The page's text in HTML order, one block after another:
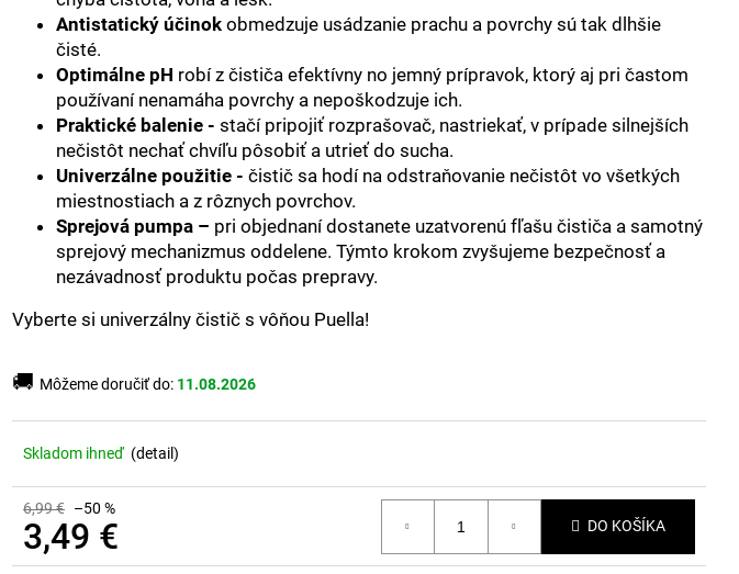
Antistatický účinok obmedzuje usádzanie prachu a povrchy sú tak dlhšie
čisté.
Optimálne pH robí z čističa efektívny no jemný prípravok, ktorý aj pri častom
používaní nenamáha povrchy a nepoškodzuje ich.
Praktické balenie - stačí pripojiť rozprašovač, nastriekať, v prípade silnejších
nečistôt nechať chvíľu pôsobiť a utrieť do sucha.
Univerzálne použitie - čistič sa hodí na odstraňovanie nečistôt vo všetkých
miestnostiach a z rôznych povrchov.
Sprejová pumpa – pri objednaní dostanete uzatvorenú fľašu čističa a samotný
sprejový mechanizmus oddelene. Týmto krokom zvyšujeme bezpečnosť a
nezávadnosť produktu počas prepravy.
Vyberte si univerzálny čistič s vôňou Puella!
🚚 Môžeme doručiť do: 11.08.2026
Skladom ihneď (detail)
6,99 € –50 %
3,49 €
Jednotková
DO KOŠÍKA